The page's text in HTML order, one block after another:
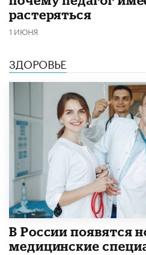
растеряться
1 ИЮНЯ
ЗДОРОВЬЕ
В России появятся
медицинские